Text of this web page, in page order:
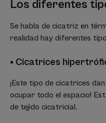
Los diferentes
Se habla de cicatriz en
realidad hay diferentes
▪ Cicatrices
¡Este tipo de cicatrices
ocupar todo el espacio!
de tejido cicatricial.